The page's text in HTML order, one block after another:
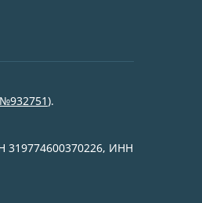
№932751).
319774600370226, ИНН